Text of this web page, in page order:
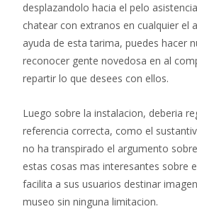
desplazandolo hacia el pelo
chatear con extranos en cualquier el
ayuda de esta tarima, puedes hacer
reconocer gente novedosa en al
repartir lo que desees con ellos.
Luego sobre la instalacion, deberia
referencia correcta, como el
no ha transpirado el argumento
estas cosas mas interesantes sobre
facilita a sus usuarios destinar
museo sin ninguna limitacion.